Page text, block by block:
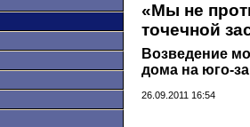
«Мы не
точечной
Возведение
дома на юго-
26.09.2011 16:54